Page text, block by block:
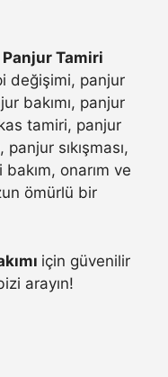
Tamiri
değişimi, panjur
bakımı, panjur
tamiri, panjur
sıkışması,
onarım ve
ömürlü bir
için güvenilir
arayın!